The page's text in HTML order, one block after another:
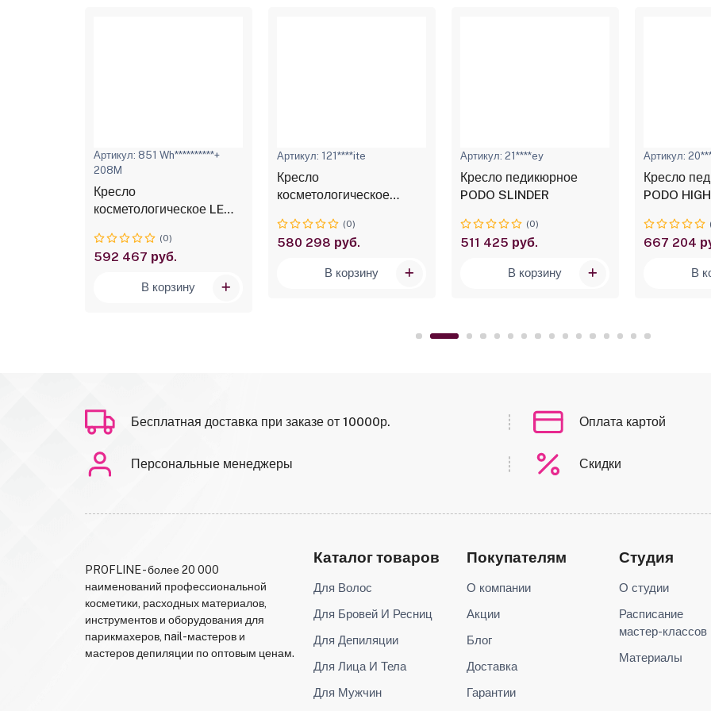
Артикул: 851 Wh**********+
208M
Кресло
косметологическое LEMI
анатомический матрас +
плоские подлокотники
(0)
592 467 руб.
В корзину
Артикул: 121****ite
Кресло
косметологическое
(0)
580 298 руб.
В корзину
Артикул: 21****ey
Кресло педикюрное
PODO SLINDER
(0)
511 425 руб.
В корзину
Артикул:
Кресло
PODO HIGH
667 204
В
Бесплатная доставка при заказе от 10000р. Оплата картой
Персональные менеджеры Скидки
PROFLINE - более 20 000
наименований профессиональной
косметики, расходных материалов,
инструментов и оборудования для
парикмахеров, nail-мастеров и
мастеров депиляции по оптовым ценам.
Каталог товаров
Для Волос
Для Бровей И Ресниц
Для Депиляции
Для Лица И Тела
Для Мужчин
Покупателям
О компании
Акции
Блог
Доставка
Гарантии
Студия
О студии
Расписание
мастер-классов
Материалы